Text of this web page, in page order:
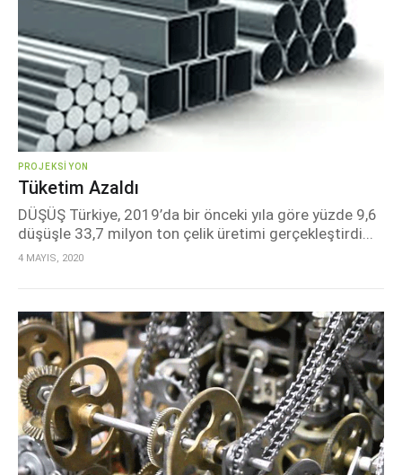
PROJEKSIYON
Tüketim Azaldı
DÜŞÜŞ Türkiye, 2019’da bir önceki yıla göre yüzde 9,6
düşüşle 33,7 milyon ton çelik üretimi gerçekleştirdi...
4 MAYIS, 2020